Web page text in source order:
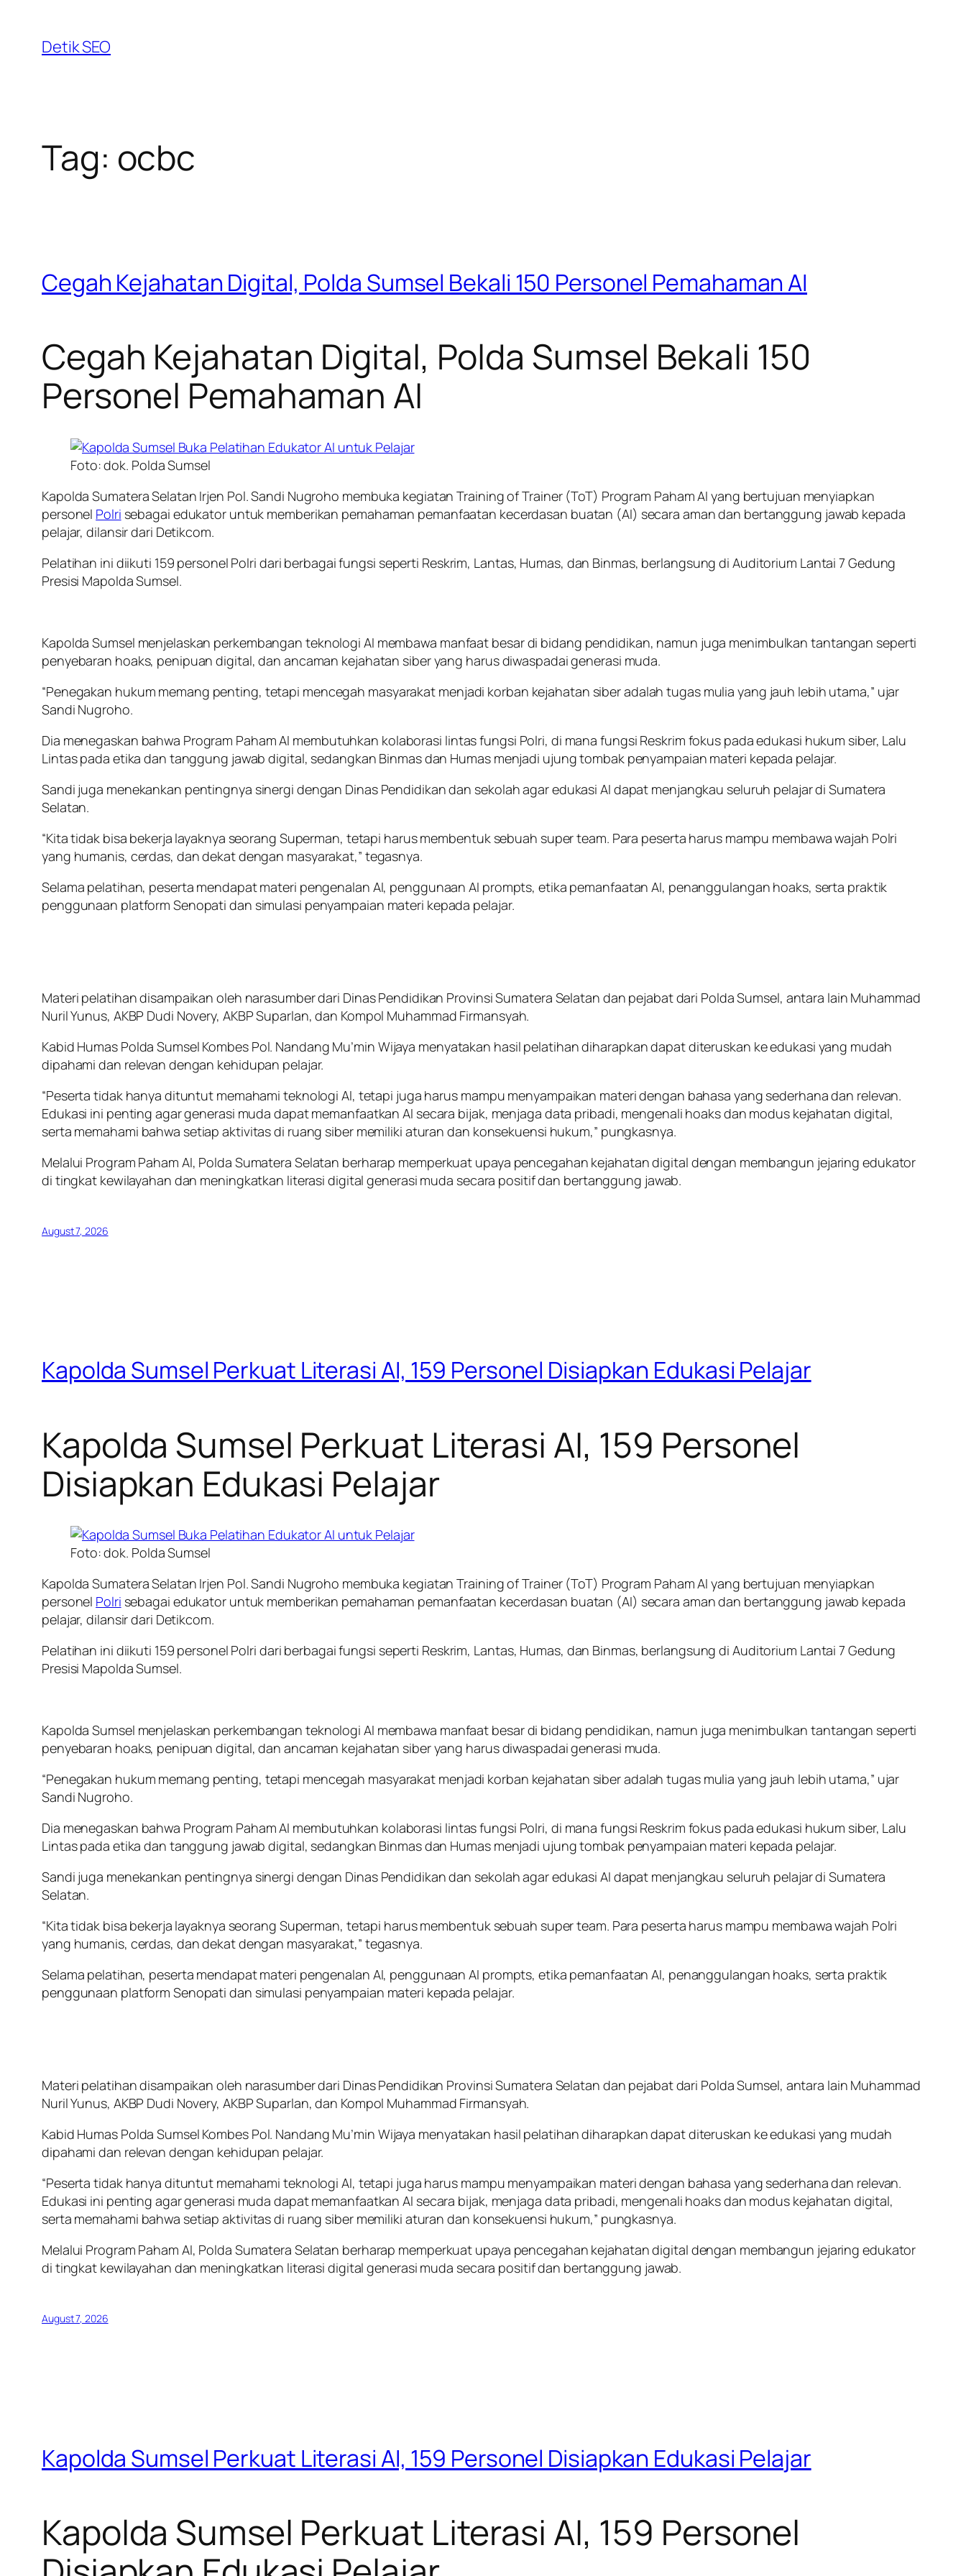
content
Detik SEO
Tag: ocbc
Cegah Kejahatan Digital, Polda Sumsel Bekali 150 Personel Pemahaman AI
Cegah Kejahatan Digital, Polda Sumsel Bekali 150
Personel Pemahaman AI
Foto: dok. Polda Sumsel
Kapolda Sumatera Selatan Irjen Pol. Sandi Nugroho membuka kegiatan Training of Trainer (ToT) Program Paham AI yang bertujuan menyiapkan
personel Polri sebagai edukator untuk memberikan pemahaman pemanfaatan kecerdasan buatan (AI) secara aman dan bertanggung jawab kepada
pelajar, dilansir dari Detikcom.
Pelatihan ini diikuti 159 personel Polri dari berbagai fungsi seperti Reskrim, Lantas, Humas, dan Binmas, berlangsung di Auditorium Lantai 7 Gedung
Presisi Mapolda Sumsel.
Kapolda Sumsel menjelaskan perkembangan teknologi AI membawa manfaat besar di bidang pendidikan, namun juga menimbulkan tantangan seperti
penyebaran hoaks, penipuan digital, dan ancaman kejahatan siber yang harus diwaspadai generasi muda.
“Penegakan hukum memang penting, tetapi mencegah masyarakat menjadi korban kejahatan siber adalah tugas mulia yang jauh lebih utama,” ujar
Sandi Nugroho.
Dia menegaskan bahwa Program Paham AI membutuhkan kolaborasi lintas fungsi Polri, di mana fungsi Reskrim fokus pada edukasi hukum siber, Lalu
Lintas pada etika dan tanggung jawab digital, sedangkan Binmas dan Humas menjadi ujung tombak penyampaian materi kepada pelajar.
Sandi juga menekankan pentingnya sinergi dengan Dinas Pendidikan dan sekolah agar edukasi AI dapat menjangkau seluruh pelajar di Sumatera
Selatan.
“Kita tidak bisa bekerja layaknya seorang Superman, tetapi harus membentuk sebuah super team. Para peserta harus mampu membawa wajah Polri
yang humanis, cerdas, dan dekat dengan masyarakat,” tegasnya.
Selama pelatihan, peserta mendapat materi pengenalan AI, penggunaan AI prompts, etika pemanfaatan AI, penanggulangan hoaks, serta praktik
penggunaan platform Senopati dan simulasi penyampaian materi kepada pelajar.
Materi pelatihan disampaikan oleh narasumber dari Dinas Pendidikan Provinsi Sumatera Selatan dan pejabat dari Polda Sumsel, antara lain Muhammad
Nuril Yunus, AKBP Dudi Novery, AKBP Suparlan, dan Kompol Muhammad Firmansyah.
Kabid Humas Polda Sumsel Kombes Pol. Nandang Mu’min Wijaya menyatakan hasil pelatihan diharapkan dapat diteruskan ke edukasi yang mudah
dipahami dan relevan dengan kehidupan pelajar.
“Peserta tidak hanya dituntut memahami teknologi AI, tetapi juga harus mampu menyampaikan materi dengan bahasa yang sederhana dan relevan.
Edukasi ini penting agar generasi muda dapat memanfaatkan AI secara bijak, menjaga data pribadi, mengenali hoaks dan modus kejahatan digital,
serta memahami bahwa setiap aktivitas di ruang siber memiliki aturan dan konsekuensi hukum,” pungkasnya.
Melalui Program Paham AI, Polda Sumatera Selatan berharap memperkuat upaya pencegahan kejahatan digital dengan membangun jejaring edukator
di tingkat kewilayahan dan meningkatkan literasi digital generasi muda secara positif dan bertanggung jawab.
August 7, 2026
Kapolda Sumsel Perkuat Literasi AI, 159 Personel Disiapkan Edukasi Pelajar
Kapolda Sumsel Perkuat Literasi AI, 159 Personel
Disiapkan Edukasi Pelajar
Foto: dok. Polda Sumsel
Kapolda Sumatera Selatan Irjen Pol. Sandi Nugroho membuka kegiatan Training of Trainer (ToT) Program Paham AI yang bertujuan menyiapkan
personel Polri sebagai edukator untuk memberikan pemahaman pemanfaatan kecerdasan buatan (AI) secara aman dan bertanggung jawab kepada
pelajar, dilansir dari Detikcom.
Pelatihan ini diikuti 159 personel Polri dari berbagai fungsi seperti Reskrim, Lantas, Humas, dan Binmas, berlangsung di Auditorium Lantai 7 Gedung
Presisi Mapolda Sumsel.
Kapolda Sumsel menjelaskan perkembangan teknologi AI membawa manfaat besar di bidang pendidikan, namun juga menimbulkan tantangan seperti
penyebaran hoaks, penipuan digital, dan ancaman kejahatan siber yang harus diwaspadai generasi muda.
“Penegakan hukum memang penting, tetapi mencegah masyarakat menjadi korban kejahatan siber adalah tugas mulia yang jauh lebih utama,” ujar
Sandi Nugroho.
Dia menegaskan bahwa Program Paham AI membutuhkan kolaborasi lintas fungsi Polri, di mana fungsi Reskrim fokus pada edukasi hukum siber, Lalu
Lintas pada etika dan tanggung jawab digital, sedangkan Binmas dan Humas menjadi ujung tombak penyampaian materi kepada pelajar.
Sandi juga menekankan pentingnya sinergi dengan Dinas Pendidikan dan sekolah agar edukasi AI dapat menjangkau seluruh pelajar di Sumatera
Selatan.
“Kita tidak bisa bekerja layaknya seorang Superman, tetapi harus membentuk sebuah super team. Para peserta harus mampu membawa wajah Polri
yang humanis, cerdas, dan dekat dengan masyarakat,” tegasnya.
Selama pelatihan, peserta mendapat materi pengenalan AI, penggunaan AI prompts, etika pemanfaatan AI, penanggulangan hoaks, serta praktik
penggunaan platform Senopati dan simulasi penyampaian materi kepada pelajar.
Materi pelatihan disampaikan oleh narasumber dari Dinas Pendidikan Provinsi Sumatera Selatan dan pejabat dari Polda Sumsel, antara lain Muhammad
Nuril Yunus, AKBP Dudi Novery, AKBP Suparlan, dan Kompol Muhammad Firmansyah.
Kabid Humas Polda Sumsel Kombes Pol. Nandang Mu’min Wijaya menyatakan hasil pelatihan diharapkan dapat diteruskan ke edukasi yang mudah
dipahami dan relevan dengan kehidupan pelajar.
“Peserta tidak hanya dituntut memahami teknologi AI, tetapi juga harus mampu menyampaikan materi dengan bahasa yang sederhana dan relevan.
Edukasi ini penting agar generasi muda dapat memanfaatkan AI secara bijak, menjaga data pribadi, mengenali hoaks dan modus kejahatan digital,
serta memahami bahwa setiap aktivitas di ruang siber memiliki aturan dan konsekuensi hukum,” pungkasnya.
Melalui Program Paham AI, Polda Sumatera Selatan berharap memperkuat upaya pencegahan kejahatan digital dengan membangun jejaring edukator
di tingkat kewilayahan dan meningkatkan literasi digital generasi muda secara positif dan bertanggung jawab.
August 7, 2026
Kapolda Sumsel Perkuat Literasi AI, 159 Personel Disiapkan Edukasi Pelajar
Kapolda Sumsel Perkuat Literasi AI, 159 Personel